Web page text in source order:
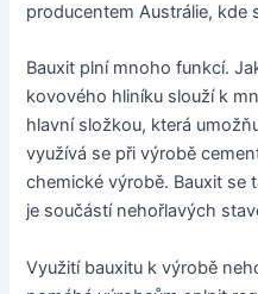
producentem Austrálie, kde
Bauxit plní mnoho funkcí.
kovového hliníku slouží k
hlavní složkou, která
využívá se při výrobě
chemické výrobě. Bauxit se
je součástí nehořlavých
Využití bauxitu k výrobě